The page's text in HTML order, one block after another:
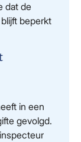
dat de
beperkt
in een
gevolgd.